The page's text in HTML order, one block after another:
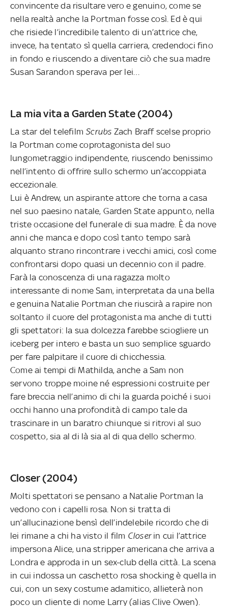
convincente da risultare vero e genuino, come se
nella realtà anche la Portman fosse così. Ed è qui
che risiede l’incredibile talento di un’attrice che,
invece, ha tentato sì quella carriera, credendoci fino
in fondo e riuscendo a diventare ciò che sua madre
Susan Sarandon sperava per lei…
La mia vita a Garden State (2004)
La star del telefilmScrubs Zach Braff scelse proprio
la Portman come coprotagonista del suo
lungometraggio indipendente, riuscendo benissimo
nell’intento di offrire sullo schermo un’accoppiata
eccezionale.
Lui è Andrew, un aspirante attore che torna a casa
nel suo paesino natale, Garden State appunto, nella
triste occasione del funerale di sua madre. È da nove
anni che manca e dopo così tanto tempo sarà
alquanto strano rincontrare i vecchi amici, così come
confrontarsi dopo quasi un decennio con il padre.
Farà la conoscenza di una ragazza molto
interessante di nome Sam, interpretata da una bella
e genuina Natalie Portman che riuscirà a rapire non
soltanto il cuore del protagonista ma anche di tutti
gli spettatori: la sua dolcezza farebbe sciogliere un
iceberg per intero e basta un suo semplice sguardo
per fare palpitare il cuore di chicchessia.
Come ai tempi di Mathilda, anche a Sam non
servono troppe moine né espressioni costruite per
fare breccia nell’animo di chi la guarda poiché i suoi
occhi hanno una profondità di campo tale da
trascinare in un baratro chiunque si ritrovi al suo
cospetto, sia al di là sia al di qua dello schermo.
Closer (2004)
Molti spettatori se pensano a Natalie Portman la
vedono con i capelli rosa. Non si tratta di
un’allucinazione bensì dell’indelebile ricordo che di
lei rimane a chi ha visto il film Closerin cui l’attrice
impersona Alice, una stripper americana che arriva a
Londra e approda in un sex-club della città. La scena
in cui indossa un caschetto rosa shocking è quella in
cui, con un sexy costume adamitico, allieterà non
poco un cliente di nome Larry (alias Clive Owen).